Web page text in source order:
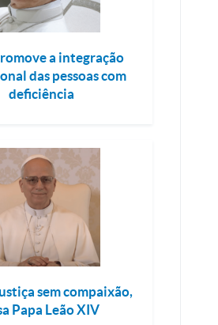
a integração
das pessoas com
deficiência
sem compaixão,
Papa Leão XIV